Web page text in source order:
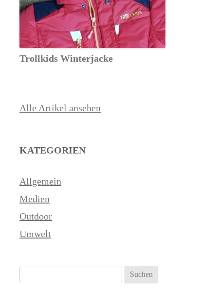
Trollkids Winterjacke
Alle Artikel ansehen
KATEGORIEN
Allgemein
Medien
Outdoor
Umwelt
nach: